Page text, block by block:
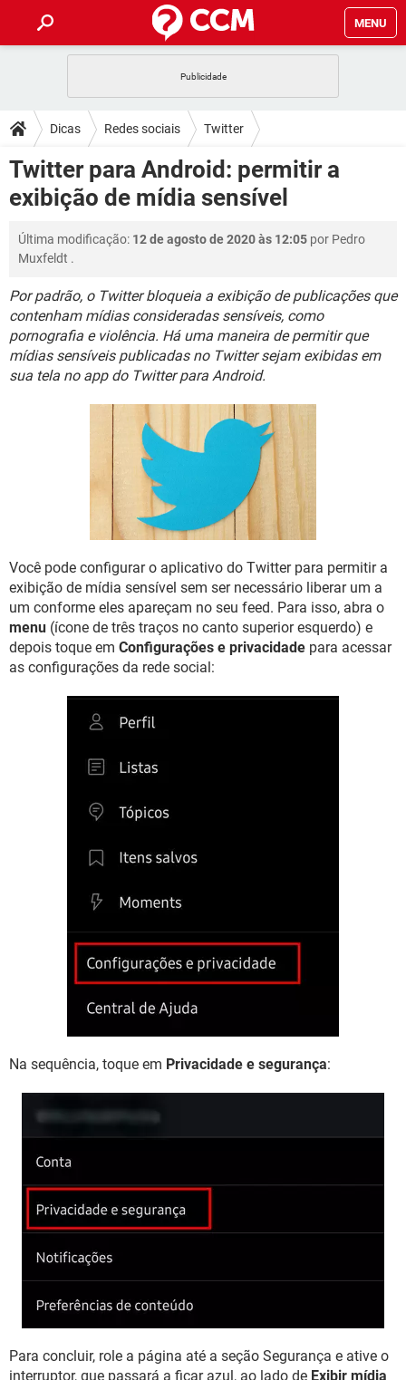
MENU
CELULAR FACEBOOK
OUTLOOK EXCEL
INSTAGRAM GMAIL
DICAS
JOGOS WHATSAPP
CELULAR FACEBOOK
OUTLOOK
INSTAGRAM GMAIL
DOWNLOADS
JOGOS WHATSAPP
OUTLOOK
INSTAGRAM GMAIL
GUIA DE COMPRAS
FÓRUM
JOGOS WHATSAPP
OUTLOOK EXCEL
INSTAGRAM GMAIL
GUIA DE COMPRAS
GLOSSÁRIO
JOGOS WHATSAPP
CELULAR FACEBOOK
OUTLOOK EXCEL
INSTAGRAM GMAIL
GUIA DE COMPRAS
Dicas Redes sociais Twitter
Twitter para Android: permitir a
exibição de mídia sensível
Última modificação: 12 de agosto de 2020 às 12:05 por Pedro
Muxfeldt .
Por padrão, o Twitter bloqueia a exibição de publicações que
contenham mídias consideradas sensíveis, como
pornografia e violência. Há uma maneira de permitir que
mídias sensíveis publicadas no Twitter sejam exibidas em
sua tela no app do Twitter para Android.
Você pode configurar o aplicativo do Twitter para permitir a
exibição de mídia sensível sem ser necessário liberar um a
um conforme eles apareçam no seu feed. Para isso, abra o
menu (ícone de três traços no canto superior esquerdo) e
depois toque em Configurações e privacidade para acessar
as configurações da rede social:
Na sequência, toque em Privacidade e segurança:
Para concluir, role a página até a seção Segurança e ative o
interruptor, que passará a ficar azul, ao lado de Exibir mídia